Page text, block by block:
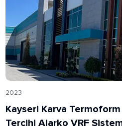
2023
Kayseri Karva Termoform
Tercihi Alarko VRF